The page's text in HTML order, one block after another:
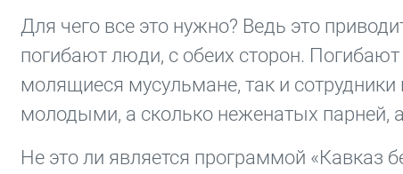
Для чего все это нужно? Ведь это
погибают люди, с обеих сторон.
молящиеся мусульмане, так и
молодыми, а сколько неженатых парней,
Не это ли является программой «Кавказ